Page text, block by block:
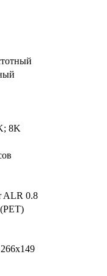
8K
ALR 0.8
266х149